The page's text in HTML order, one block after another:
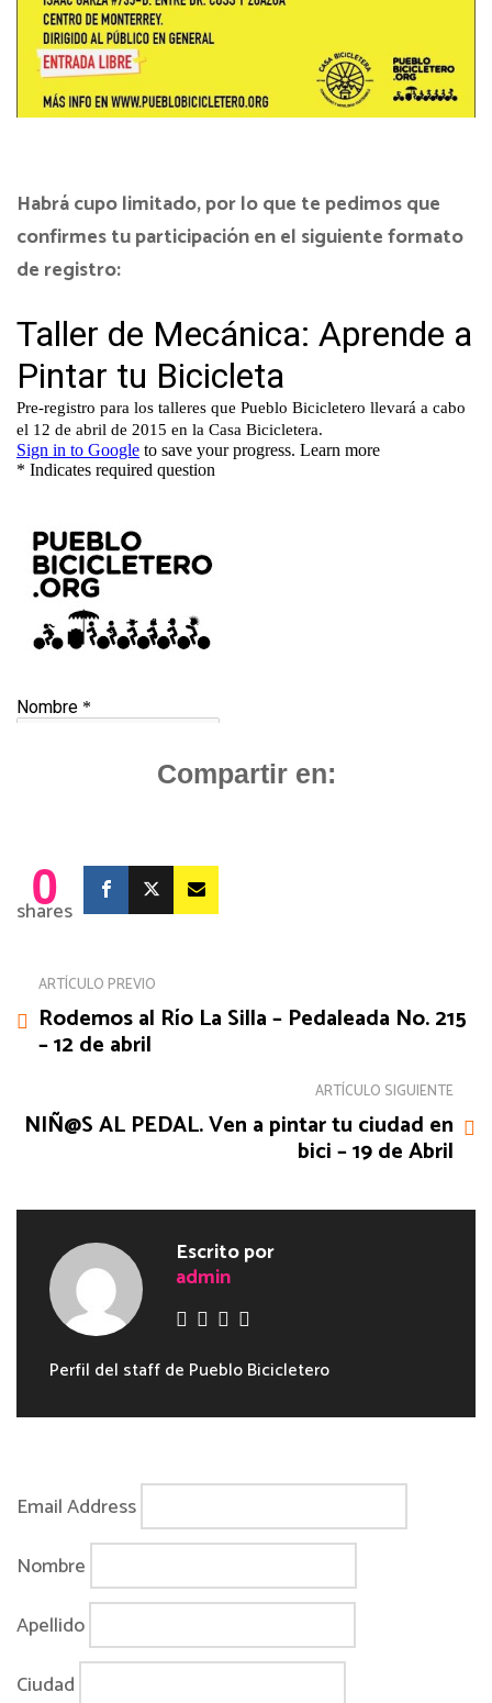
Habrá cupo limitado, por lo que te pedimos que
confirmes tu participación en el siguiente formato
de registro:
Compartir en:
0
shares
ARTÍCULO PREVIO
Rodemos al Río La Silla – Pedaleada No. 215
– 12 de abril
ARTÍCULO SIGUIENTE
NIÑ@S AL PEDAL. Ven a pintar tu ciudad en
bici – 19 de Abril
Escrito por
admin
Perfil del staff de Pueblo Bicicletero
Email Address
Nombre
Apellido
Ciudad